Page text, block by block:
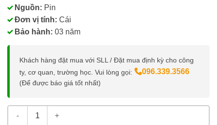
Nguồn: Pin
Đơn vị tính: Cái
Bảo hành: 03 năm
Khách hàng đặt mua với SLL / Đặt mua định kỳ cho công
ty, cơ quan, trường học. Vui lòng gọi:
096.339.3566
(Để được báo giá tốt nhất)
Máy Tính Eras E389 - Có Tiếng Việt, 521 Chức Năng số lượng